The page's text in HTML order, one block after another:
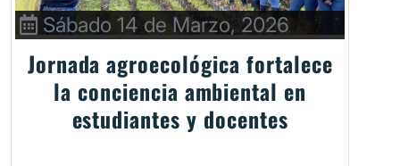
Sábado 14 de Marzo, 2026
Jornada agroecológica fortalece
la conciencia ambiental en
estudiantes y docentes